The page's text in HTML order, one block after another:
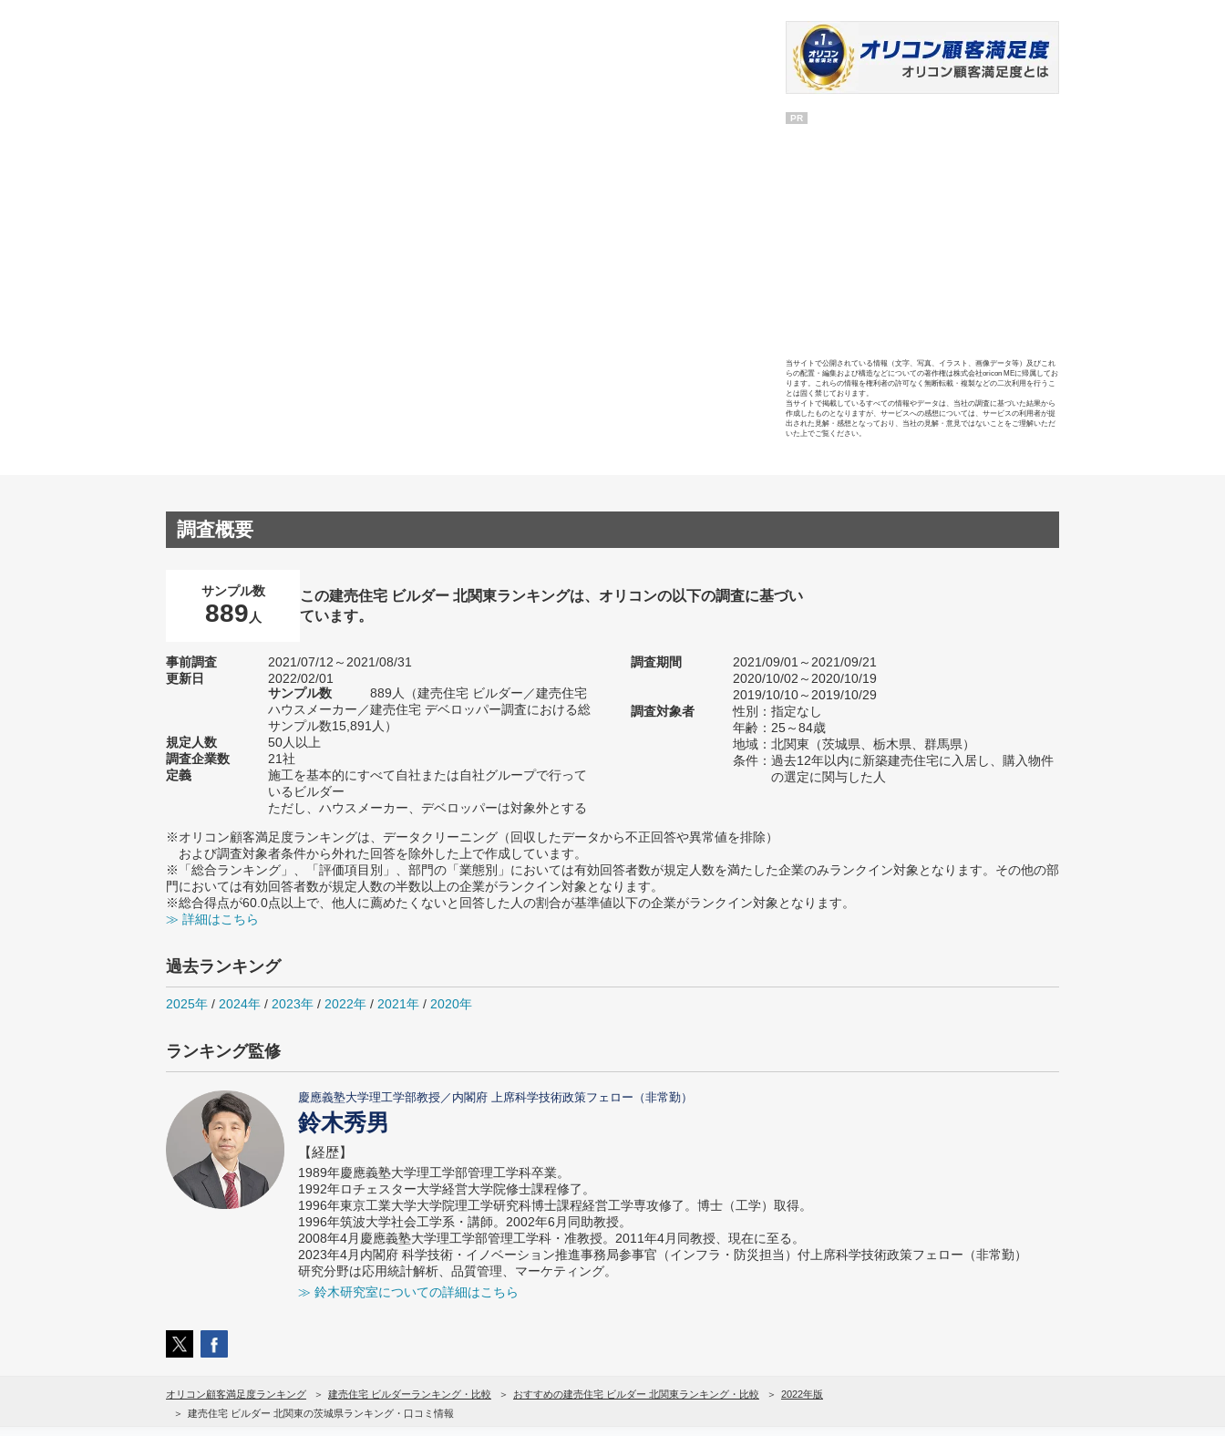
PR
当サイトで公開されている情報（文字、写真、イラスト、画像データ等）及びこれ
らの配置・編集および構造などについての著作権は株式会社oricon MEに帰属してお
ります。これらの情報を権利者の許可なく無断転載・複製などの二次利用を行うこ
とは固く禁じております。
当サイトで掲載しているすべての情報やデータは、当社の調査に基づいた結果から
作成したものとなりますが、サービスへの感想については、サービスの利用者が提
出された見解・感想となっており、当社の見解・意見ではないことをご理解いただ
いた上でご覧ください。
調査概要
サンプル数
889 人
この建売住宅 ビルダー 北関東ランキングは、オリコンの以下の調査に基づい
ています。
事前調査
2021/07/12～2021/08/31
更新日
2022/02/01
サンプル数
889人（建売住宅 ビルダー／建売住宅
ハウスメーカー／建売住宅 デベロッパー調査における総
サンプル数15,891人）
規定人数
50人以上
調査企業数
21社
定義
施工を基本的にすべて自社または自社グループで行って
いるビルダー
ただし、ハウスメーカー、デベロッパーは対象外とする
調査期間
2021/09/01～2021/09/21
2020/10/02～2020/10/19
2019/10/10～2019/10/29
調査対象者
性別：指定なし
年齢：25～84歳
地域：北関東（茨城県、栃木県、群馬県）
条件：過去12年以内に新築建売住宅に入居し、購入物件
の選定に関与した人
※オリコン顧客満足度ランキングは、データクリーニング（回収したデータから不正回答や異常値を排除）
および調査対象者条件から外れた回答を除外した上で作成しています。
※「総合ランキング」、「評価項目別」、部門の「業態別」においては有効回答者数が規定人数を満たした企業のみランクイン対象となります。その他の部
門においては有効回答者数が規定人数の半数以上の企業がランクイン対象となります。
※総合得点が60.0点以上で、他人に薦めたくないと回答した人の割合が基準値以下の企業がランクイン対象となります。
≫ 詳細はこちら
過去ランキング
2025年 / 2024年 / 2023年 / 2022年 / 2021年 / 2020年
ランキング監修
慶應義塾大学理工学部教授／内閣府 上席科学技術政策フェロー（非常勤）
鈴木秀男
【経歴】
1989年慶應義塾大学理工学部管理工学科卒業。
1992年ロチェスター大学経営大学院修士課程修了。
1996年東京工業大学大学院理工学研究科博士課程経営工学専攻修了。博士（工学）取得。
1996年筑波大学社会工学系・講師。2002年6月同助教授。
2008年4月慶應義塾大学理工学部管理工学科・准教授。2011年4月同教授、現在に至る。
2023年4月内閣府 科学技術・イノベーション推進事務局参事官（インフラ・防災担当）付上席科学技術政策フェロー（非常勤）
研究分野は応用統計解析、品質管理、マーケティング。
≫ 鈴木研究室についての詳細はこちら
オリコン顧客満足度ランキング 建売住宅 ビルダーランキング・比較 おすすめの建売住宅 ビルダー 北関東ランキング・比較
2022年版
建売住宅 ビルダー 北関東の茨城県ランキング・口コミ情報